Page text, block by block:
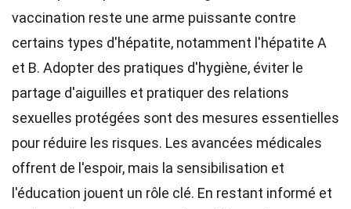
vaccination reste une arme puissante contre
certains types d'hépatite, notamment l'hépatite A
et B. Adopter des pratiques d'hygiène, éviter le
partage d'aiguilles et pratiquer des relations
sexuelles protégées sont des mesures essentielles
pour réduire les risques. Les avancées médicales
offrent de l'espoir, mais la sensibilisation et
l'éducation jouent un rôle clé. En restant informé et